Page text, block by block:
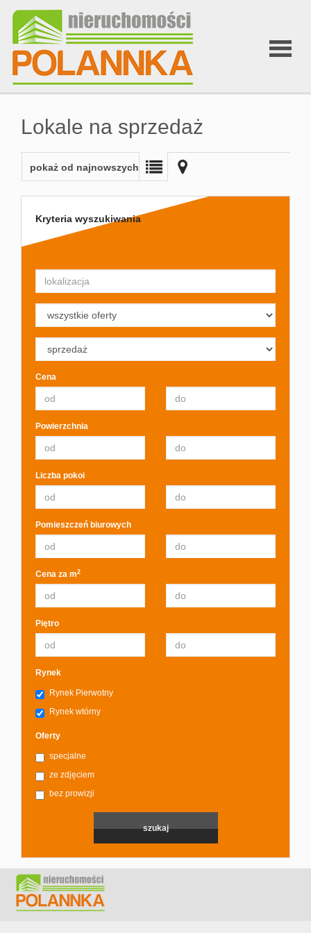
Strona
Kontakt
Notatnik
RODO
Lokale na sprzedaż
pokaż od najnowszych
Kryteria wyszukiwania
Cena
Powierzchnia
Liczba pokoi
Pomieszczeń biurowych
Cena za m2
Piętro
Rynek
Rynek Pierwotny
Rynek wtórny
Oferty
specjalne
ze zdjęciem
bez prowizji